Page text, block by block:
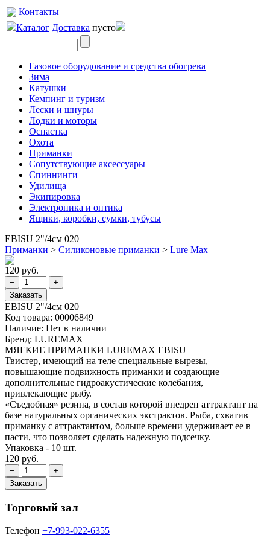
Контакты
Каталог Доставка пусто
Газовое оборудование и средства обогрева
Зима
Катушки
Кемпинг и туризм
Лески и шнуры
Лодки и моторы
Оснастка
Охота
Приманки
Сопутствующие аксессуары
Спиннинги
Удилища
Экипировка
Электроника и оптика
Ящики, коробки, сумки, тубусы
EBISU 2"/4см 020
Приманки > Силиконовые приманки > Lure Max
120 руб.
EBISU 2"/4см 020
Код товара: 00006849
Наличие: Нет в наличии
Бренд: LUREMAX
МЯГКИЕ ПРИМАНКИ LUREMAX EBISU
Твистер, имеющий на теле специальные вырезы,
повышающие подвижность приманки и создающие
дополнительные гидроакустические колебания,
привлекающие рыбу.
«Съедобная» резина, в состав которой внедрен аттрактант на
базе натуральных органических экстрактов. Рыба, схватив
приманку с аттрактантом, больше времени удерживает ее в
пасти, что позволяет сделать надежную подсечку.
Упаковка - 10 шт.
120 руб.
Торговый зал
Телефон +7-993-022-6355